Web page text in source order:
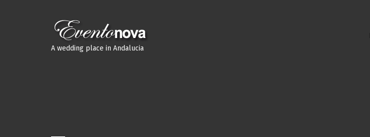
A wedding place in Andalucia